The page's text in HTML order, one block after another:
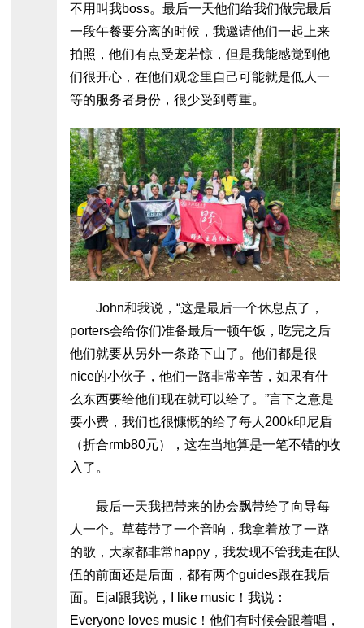
不用叫我boss。最后一天他们给我们做完最后
一段午餐要分离的时候，我邀请他们一起上来
拍照，他们有点受宠若惊，但是我能感觉到他
们很开心，在他们观念里自己可能就是低人一
等的服务者身份，很少受到尊重。
John和我说，“这是最后一个休息点了，
porters会给你们准备最后一顿午饭，吃完之后
他们就要从另外一条路下山了。他们都是很
nice的小伙子，他们一路非常辛苦，如果有什
么东西要给他们现在就可以给了。”言下之意是
要小费，我们也很慷慨的给了每人200k印尼盾
（折合rmb80元），这在当地算是一笔不错的收
入了。
最后一天我把带来的协会飘带给了向导每
人一个。草莓带了一个音响，我拿着放了一路
的歌，大家都非常happy，我发现不管我走在队
伍的前面还是后面，都有两个guides跟在我后
面。Ejal跟我说，I like music！我说：
Everyone loves music！他们有时候会跟着唱，